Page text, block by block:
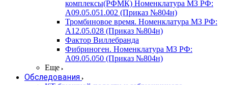
комплексы(РФМК) Номенклатура МЗ РФ:
A09.05.051.002 (Приказ №804н)
Тромбиновое время. Номенклатура МЗ РФ:
A12.05.028 (Приказ №804н)
Фактор Виллебранда
Фибриноген. Номенклатура МЗ РФ:
A09.05.050 (Приказ №804н)
Еще
Обследования